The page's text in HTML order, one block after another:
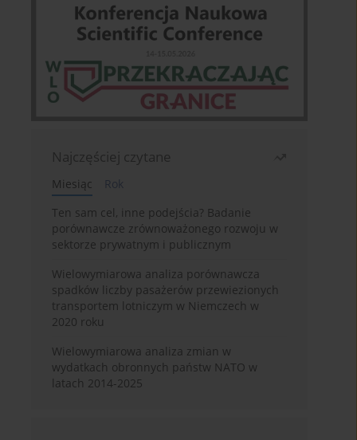
Najczęściej czytane
Miesiąc
Rok
Ten sam cel, inne podejścia? Badanie
porównawcze zrównoważonego rozwoju w
sektorze prywatnym i publicznym
Wielowymiarowa analiza porównawcza
spadków liczby pasażerów przewiezionych
transportem lotniczym w Niemczech w
2020 roku
Wielowymiarowa analiza zmian w
wydatkach obronnych państw NATO w
latach 2014-2025